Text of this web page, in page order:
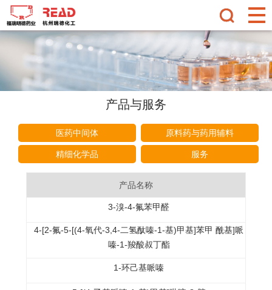
产品与服务
医药中间体 原料药与药用辅料
精细化学品 服务
产品名称
3-溴-4-氟苯甲醛
4-[2-氟-5-[(4-氧代-3,4-二氢酞嗪-1-基)甲基]苯甲 酰基]哌
嗪-1-羧酸叔丁酯
1-环己基哌嗪